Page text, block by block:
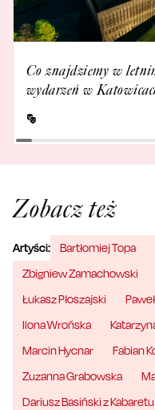
Co znajdziemy w
wydarzeń w
Zobacz też
Artyści: Bartłomiej Topa
Zbigniew Zamachowski
Łukasz Płoszajski
Ilona Wrońska
Marcin Hycnar
Fabian
Zuzanna Grabowska
Dariusz Basiński z